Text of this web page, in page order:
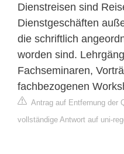
Dienstreisen sind
Dienstgeschäften
die schriftlich
worden sind.
Fachseminaren,
fachbezogenen
Antrag auf Entfernung der
vollständige Antwort auf uni-